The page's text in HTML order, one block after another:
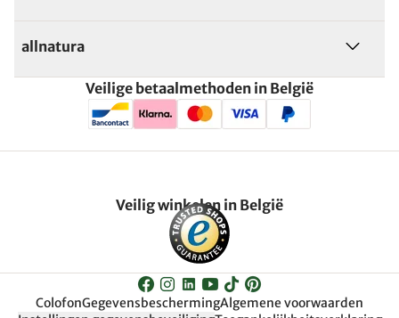
allnatura
Veilige betaalmethoden in België
Veilig winkelen in België
ColofonGegevensbeschermingAlgemene voorwaarden